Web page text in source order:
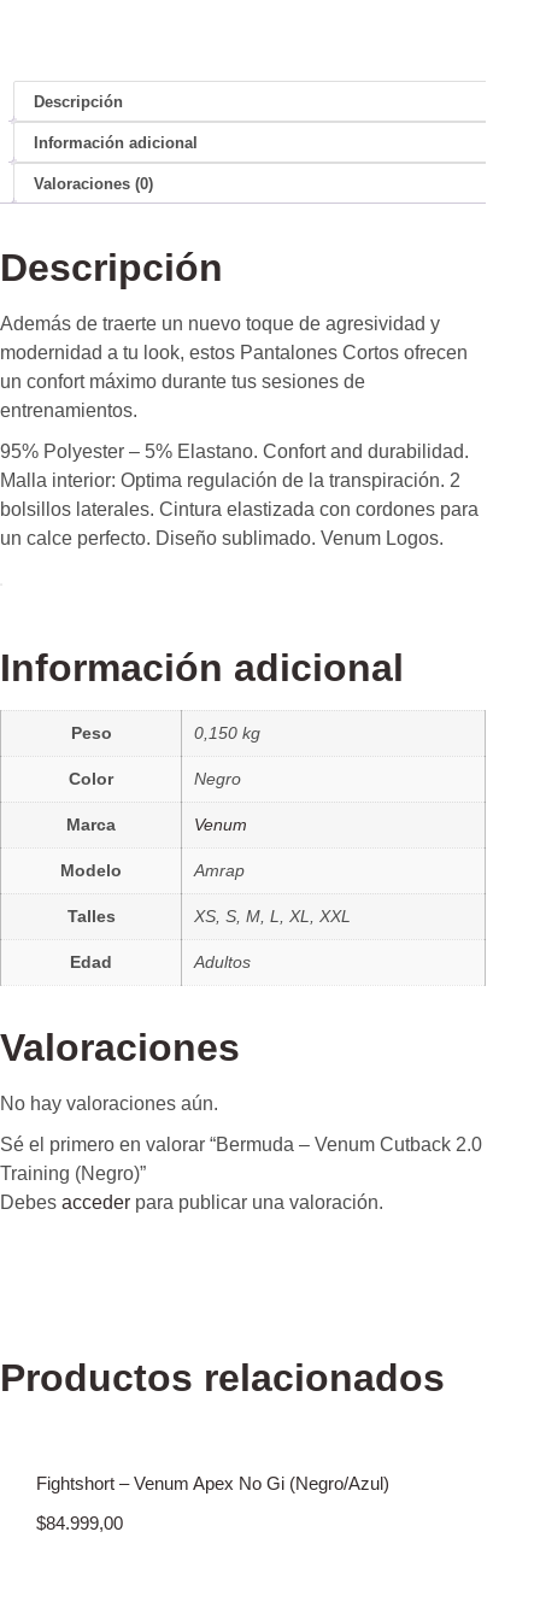
Descripción
Información adicional
Valoraciones (0)
Descripción
Además de traerte un nuevo toque de agresividad y
modernidad a tu look, estos Pantalones Cortos ofrecen
un confort máximo durante tus sesiones de
entrenamientos.
95% Polyester – 5% Elastano. Confort and durabilidad.
Malla interior: Optima regulación de la transpiración. 2
bolsillos laterales. Cintura elastizada con cordones para
un calce perfecto. Diseño sublimado. Venum Logos.
Información adicional
Peso 0,150 kg
Color Negro
Marca Venum
Modelo Amrap
Talles XS, S, M, L, XL, XXL
Edad Adultos
Valoraciones
No hay valoraciones aún.
Sé el primero en valorar “Bermuda – Venum Cutback 2.0
Training (Negro)”
Debes acceder para publicar una valoración.
Productos relacionados
Fightshort – Venum Apex No Gi (Negro/Azul)
$84.999,00